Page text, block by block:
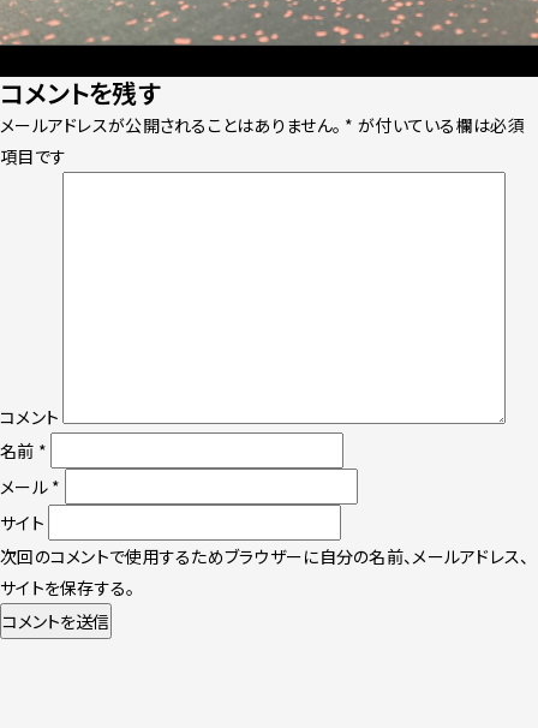
on
size
コメントを残す
メールアドレスが公開されることはありません。 * が付いている欄は必須
項目です
コメント
名前 *
メール *
サイト
次回のコメントで使用するためブラウザーに自分の名前、メールアドレス、
サイトを保存する。